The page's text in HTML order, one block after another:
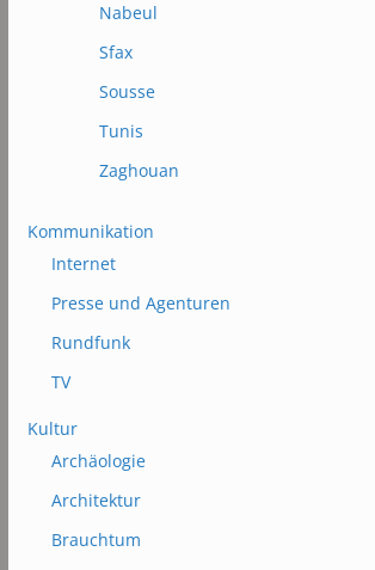
Nabeul
Sfax
Sousse
Tunis
Zaghouan
Kommunikation
Internet
Presse und Agenturen
Rundfunk
TV
Kultur
Archäologie
Architektur
Brauchtum